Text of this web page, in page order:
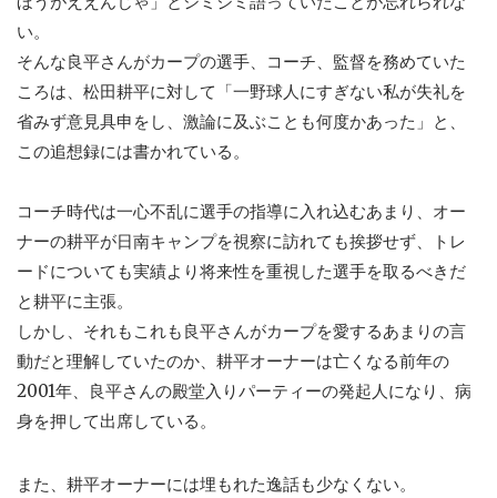
い。
そんな良平さんがカープの選手、コーチ、監督を務めていた
ころは、松田耕平に対して「一野球人にすぎない私が失礼を
省みず意見具申をし、激論に及ぶことも何度かあった」と、
この追想録には書かれている。
コーチ時代は一心不乱に選手の指導に入れ込むあまり、オー
ナーの耕平が日南キャンプを視察に訪れても挨拶せず、トレ
ードについても実績より将来性を重視した選手を取るべきだ
と耕平に主張。
しかし、それもこれも良平さんがカープを愛するあまりの言
動だと理解していたのか、耕平オーナーは亡くなる前年の
2001年、良平さんの殿堂入りパーティーの発起人になり、病
身を押して出席している。
また、耕平オーナーには埋もれた逸話も少なくない。